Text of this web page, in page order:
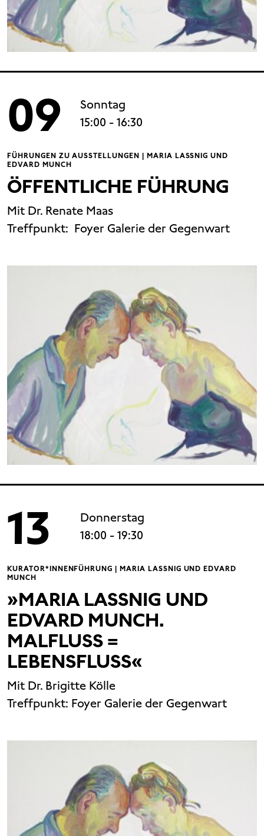
09
Sonntag
15:00 - 16:30
FÜHRUNGEN ZU AUSSTELLUNGEN | MARIA LASSNIG UND
EDVARD MUNCH
ÖFFENTLICHE FÜHRUNG
Mit Dr. Renate Maas
Treffpunkt: Foyer Galerie der Gegenwart
13
Donnerstag
18:00 - 19:30
KURATOR*INNENFÜHRUNG | MARIA LASSNIG UND EDVARD
MUNCH
»MARIA LASSNIG UND
EDVARD MUNCH.
MALFLUSS =
LEBENSFLUSS«
Mit Dr. Brigitte Kölle
Treffpunkt: Foyer Galerie der Gegenwart